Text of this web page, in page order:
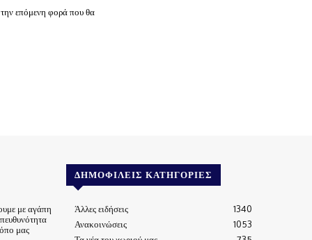
επόμενη φορά που θα
με αγάπη
μας
ΔΗΜΟΦΙΛΕΊΣ ΚΑΤΗΓΟΡΊΕΣ
Άλλες ειδήσεις
1340
Ανακοινώσεις
1053